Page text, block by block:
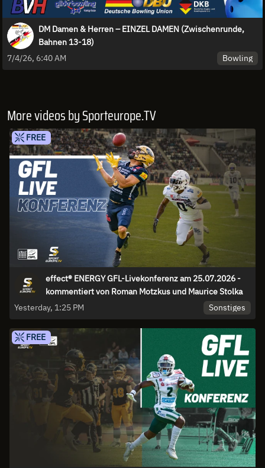
DM Damen & Herren – EINZEL DAMEN (Zwischenrunde,
Bahnen 13-18)
7/4/26, 6:40 AM
Bowling
More videos by Sporteurope.TV
FREE
effect® ENERGY GFL-Livekonferenz am 25.07.2026 -
kommentiert von Roman Motzkus und Maurice Stolka
Yesterday, 1:25 PM
Sonstiges
FREE